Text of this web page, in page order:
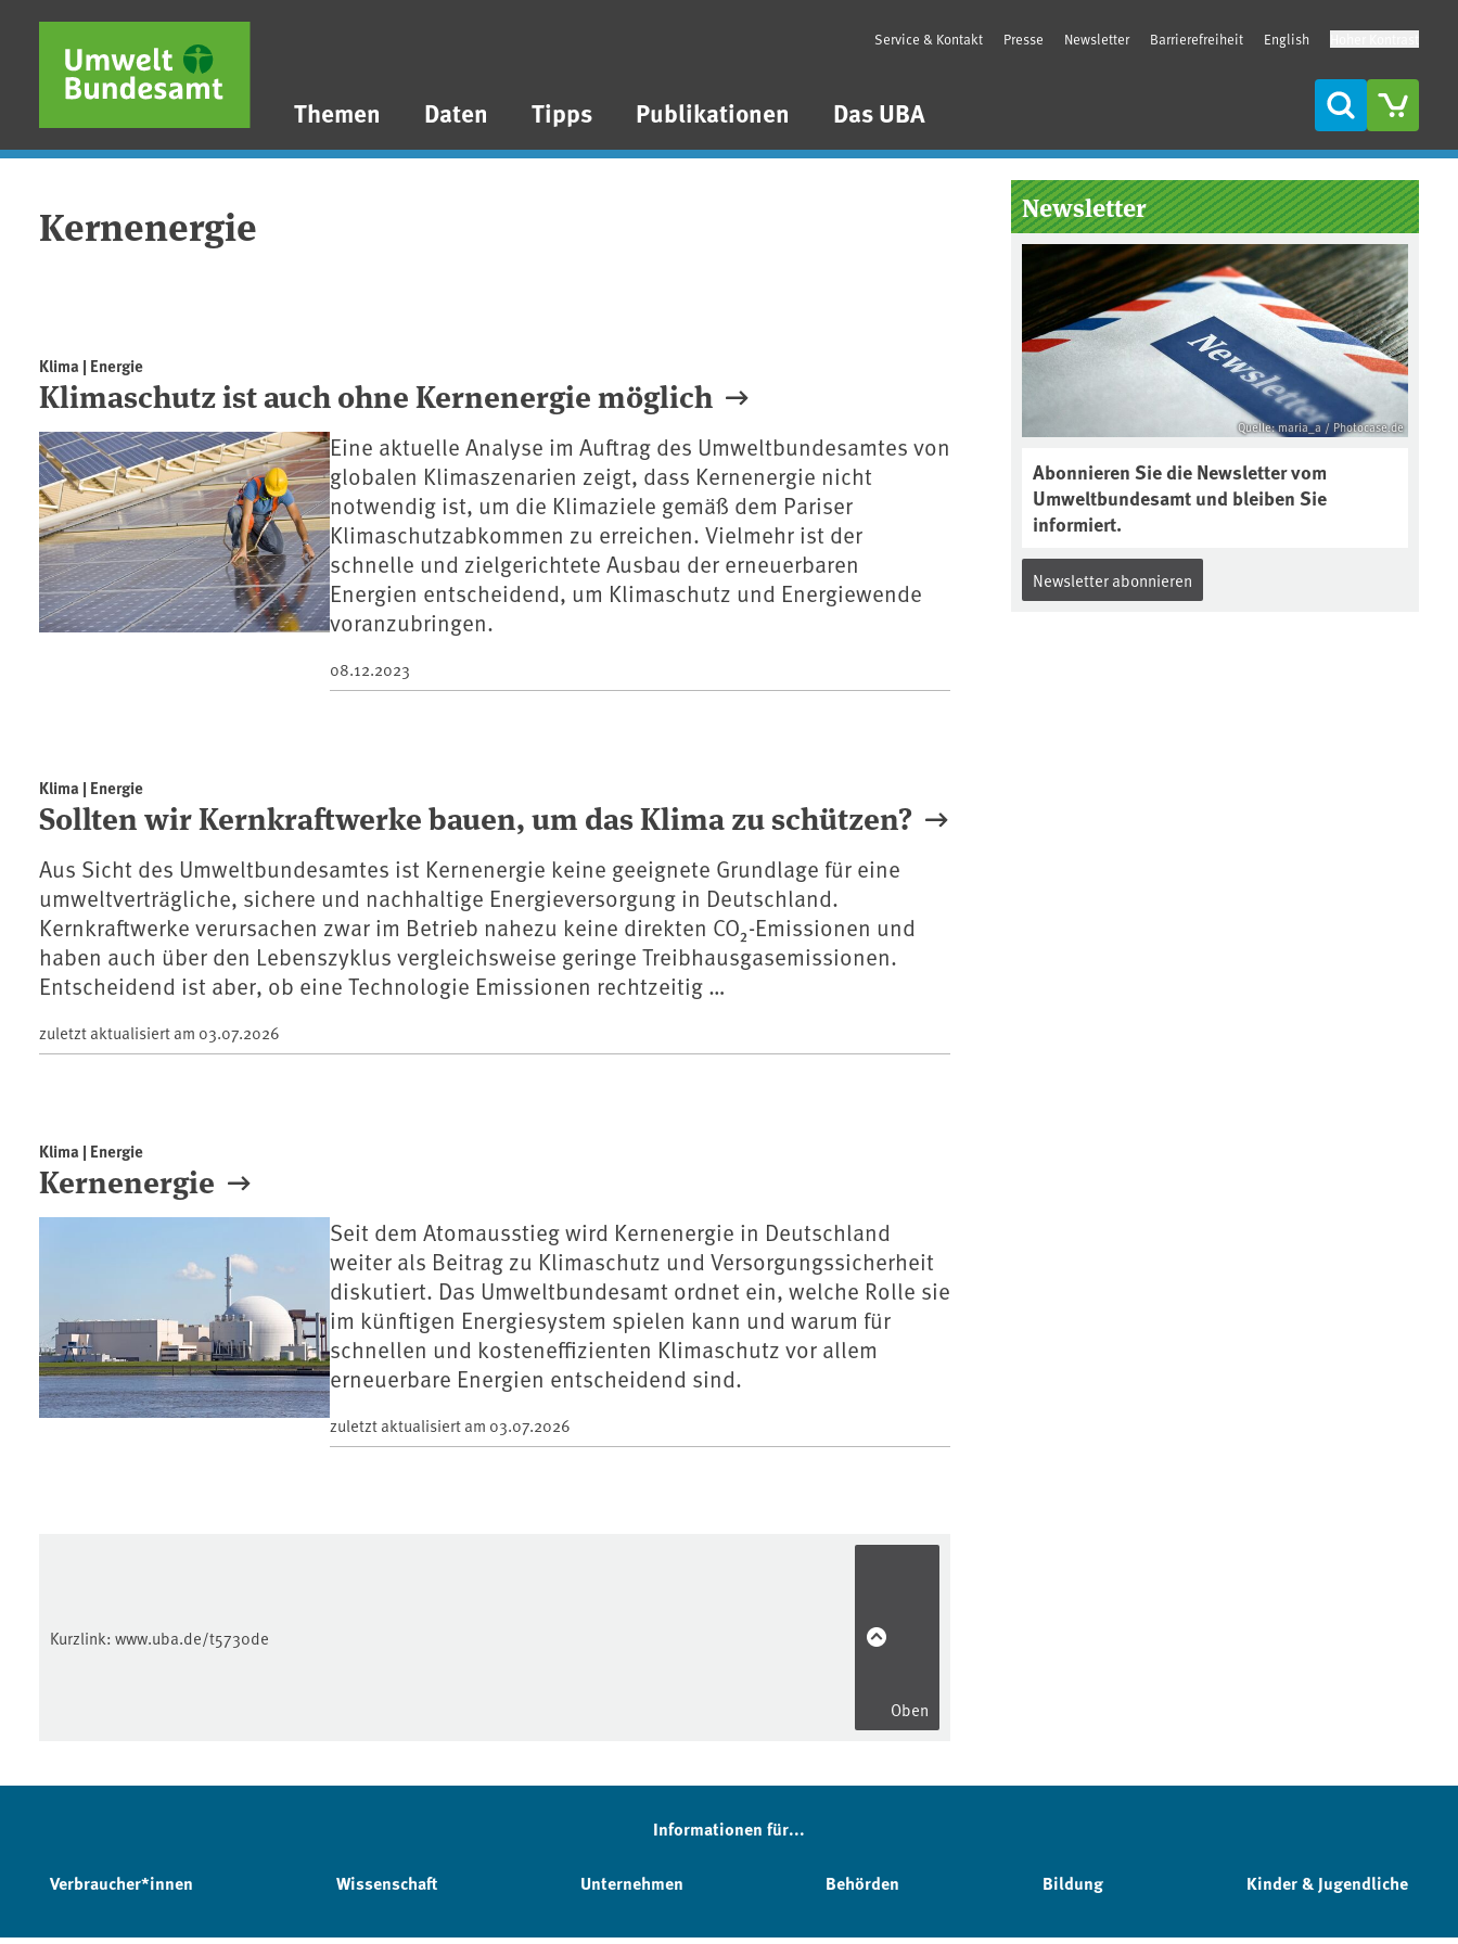
Direkt zum Inhalt
Direkt zum Hauptmenü
Direkt zur Fußzeile
Themen Daten Tipps Publikationen Das UBA
Service & Kontakt Presse Newsletter Barrierefreiheit English
Suche
Kernenergie
Klima | Energie
Klimaschutz ist auch ohne Kernenergie möglich
Eine aktuelle Analyse im Auftrag des Umweltbundesamtes von
globalen Klimaszenarien zeigt, dass Kernenergie nicht
notwendig ist, um die Klimaziele gemäß dem Pariser
Klimaschutzabkommen zu erreichen. Vielmehr ist der
schnelle und zielgerichtete Ausbau der erneuerbaren
Energien entscheidend, um Klimaschutz und Energiewende
voranzubringen.
08.12.2023
Klima | Energie
Sollten wir Kernkraftwerke bauen, um das Klima zu schützen?
Aus Sicht des Umweltbundesamtes ist Kernenergie keine geeignete Grundlage für eine
umweltverträgliche, sichere und nachhaltige Energieversorgung in Deutschland.
Kernkraftwerke verursachen zwar im Betrieb nahezu keine direkten CO₂-Emissionen und
haben auch über den Lebenszyklus vergleichsweise geringe Treibhausgasemissionen.
Entscheidend ist aber, ob eine Technologie Emissionen rechtzeitig …
zuletzt aktualisiert am 03.07.2026
Klima | Energie
Kernenergie
Seit dem Atomausstieg wird Kernenergie in Deutschland
weiter als Beitrag zu Klimaschutz und Versorgungssicherheit
diskutiert. Das Umweltbundesamt ordnet ein, welche Rolle sie
im künftigen Energiesystem spielen kann und warum für
schnellen und kosteneffizienten Klimaschutz vor allem
erneuerbare Energien entscheidend sind.
zuletzt aktualisiert am 03.07.2026
Kurzlink: www.uba.de/t5730de
Oben
Seitenleiste
Newsletter
Quelle: maria_a / Photocase.de
Abonnieren Sie die Newsletter vom
Umweltbundesamt und bleiben Sie
informiert.
Newsletter abonnieren
Informationen für...
Verbraucher*innen Wissenschaft Unternehmen Behörden Bildung Kinder & Jugendliche